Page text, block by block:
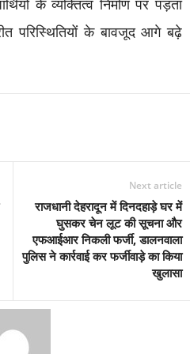
के व्यक्तित्व निर्माण पर पड़ता
परिस्थितियों के बावजूद आगे बढ़े
Next article
राजधानी देहरादून में दिनदहाड़े घर में
घुसकर चेन लूट की सूचना और
एफआईआर निकली फर्जी, डालनवाला
पुलिस ने कार्रवाई कर फर्जीवाड़े का किया
खुलासा